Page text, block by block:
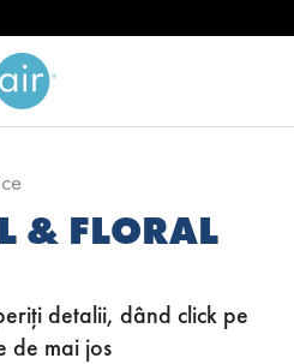
& FLORAL
detalii, dând click pe
de mai jos